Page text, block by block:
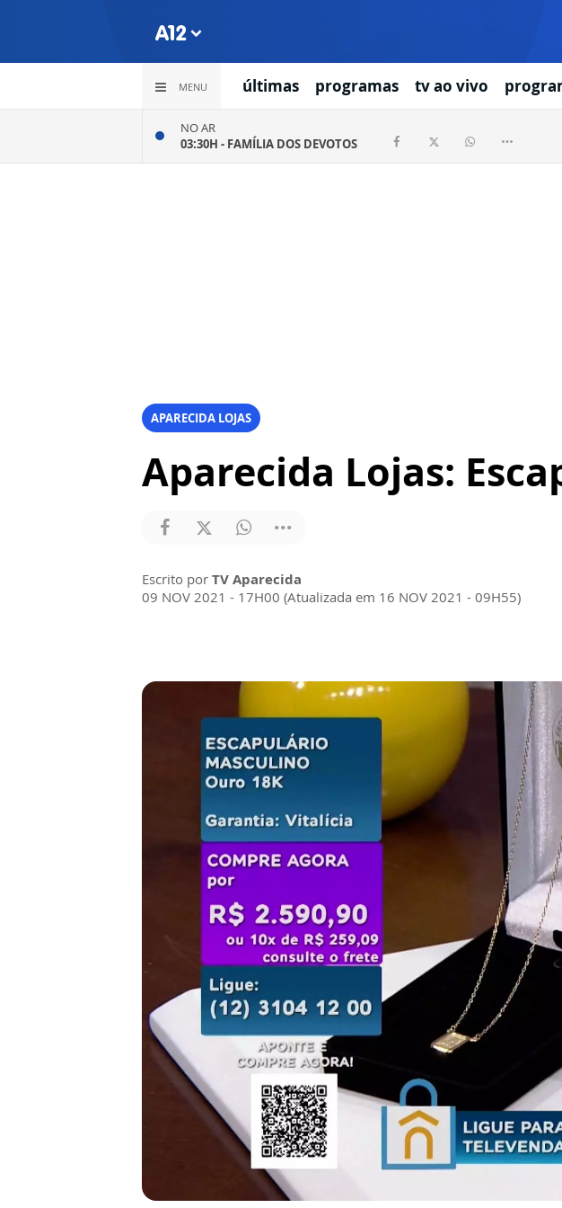
MENU últimas programas tv ao vivo
NO AR
03:30H - FAMÍLIA DOS DEVOTOS
APARECIDA LOJAS
Aparecida Lojas:
Escrito por TV Aparecida
09 NOV 2021 - 17H00 (Atualizada em 16 NOV 2021 - 09H55)